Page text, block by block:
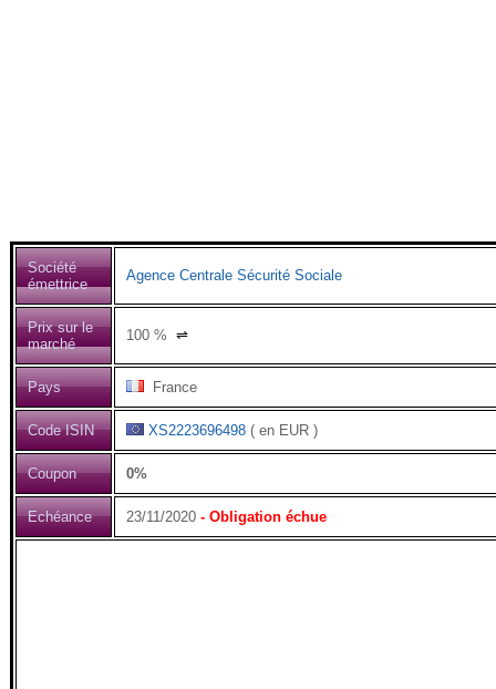
Société
émettrice
Agence Centrale Sécurité Sociale
Prix sur le
marché
100 % ⇌
Pays France
Code ISIN XS2223696498 ( en EUR )
Coupon 0%
Echéance 23/11/2020 - Obligation échue